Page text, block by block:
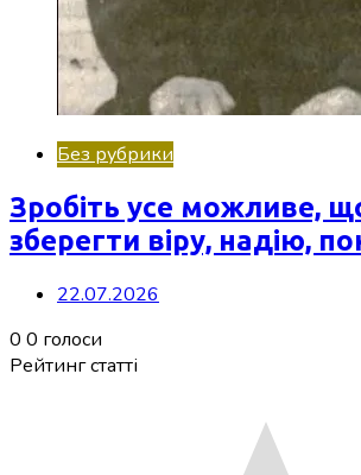
Без рубрики
Зробіть усе можливе,
зберегти віру, надію,
22.07.2026
0 0 голоси
Рейтинг статті